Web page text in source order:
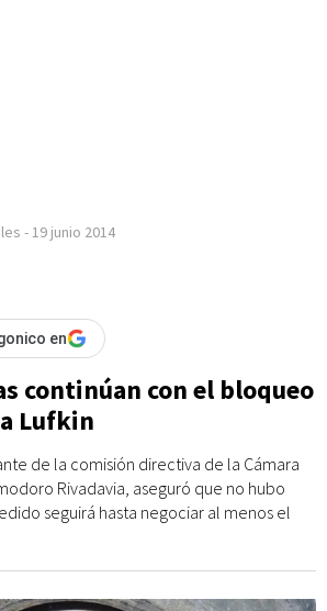
- 19 junio 2014
en
continúan con el bloqueo
Lufkin
de la comisión directiva de la Cámara
Rivadavia, aseguró que no hubo
seguirá hasta negociar al menos el